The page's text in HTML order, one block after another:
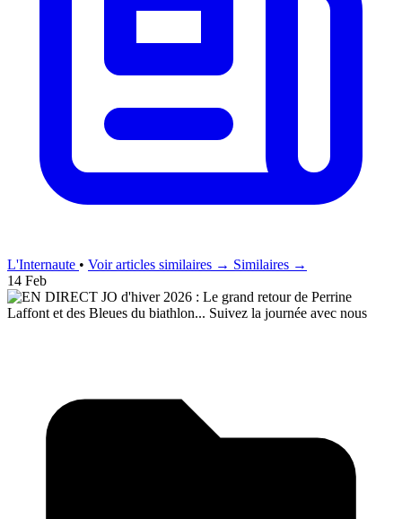
L'Internaute • Voir articles similaires → Similaires →
14 Feb